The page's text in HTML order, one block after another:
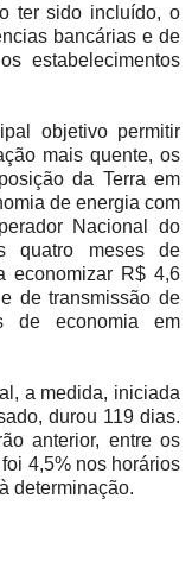
ter sido incluído, o
bancárias e de
estabelecimentos
objetivo permitir
mais quente, os
da Terra em
de energia com
Nacional do
quatro meses de
economizar R$ 4,6
de transmissão de
de economia em
a medida, iniciada
durou 119 dias.
anterior, entre os
4,5% nos horários
determinação.